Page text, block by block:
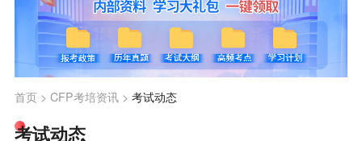
首页> CFP考培资讯> 考试动态
考试动态